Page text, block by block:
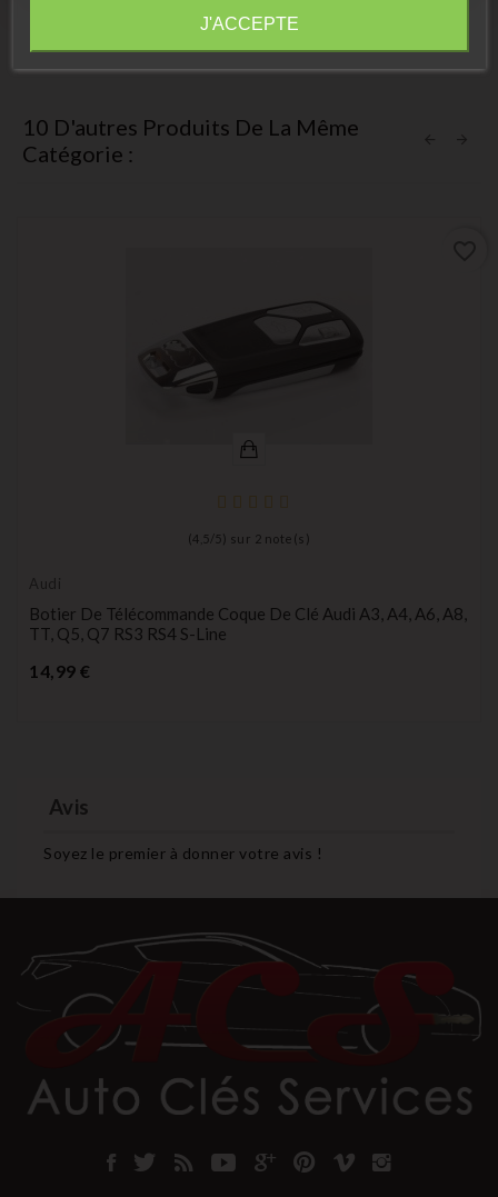
A2,A3, A4, A5, A6, A8, TT, RS3, RS4, S3, S4...
10 D'autres Produits De La Même
Catégorie :
(4,5 / 5) sur 2 note(s)
Audi
Botier De Télécommande Coque De Clé Audi A3, A4, A6, A8,
TT, Q5, Q7 RS3 RS4 S-Line
14,99 €
Avis
Soyez le premier à donner votre avis !
J'ACCEPTE
Information